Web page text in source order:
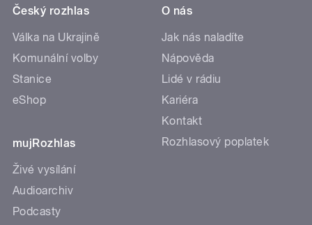
Český rozhlas
Válka na Ukrajině
Komunální volby
Stanice
eShop
mujRozhlas
Živé vysílání
Audioarchiv
Podcasty
O nás
Jak nás naladíte
Nápověda
Lidé v rádiu
Kariéra
Kontakt
Rozhlasový poplatek